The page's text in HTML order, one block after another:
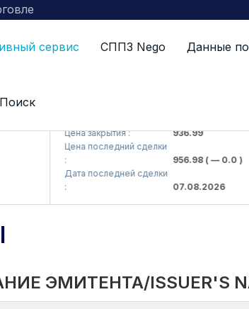
сервис СППЗ Nego Данные
Поиск
Цена закрытия :
936.99
Цена последний сделки
956.98( — 0.0 )
Дата последней сделки
07.08.2026
ЭМИТЕНТА/ISSUER'S